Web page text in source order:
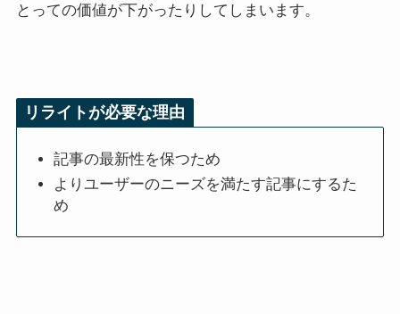
とっての価値が下がったりしてしまいます。
リライトが必要な理由
記事の最新性を保つため
よりユーザーのニーズを満たす記事にするた
め